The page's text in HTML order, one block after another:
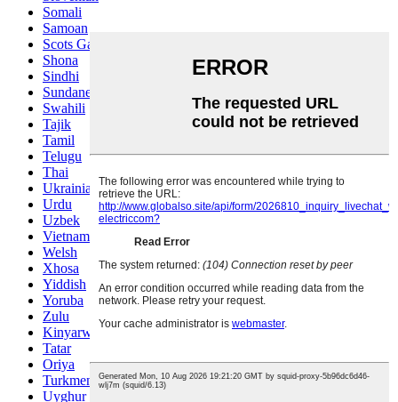
Somali
Samoan
Scots Gaelic
Shona
Sindhi
Sundanese
Swahili
Tajik
Tamil
Telugu
Thai
Ukrainian
Urdu
Uzbek
Vietnamese
Welsh
Xhosa
Yiddish
Yoruba
Zulu
Kinyarwanda
Tatar
Oriya
Turkmen
Uyghur